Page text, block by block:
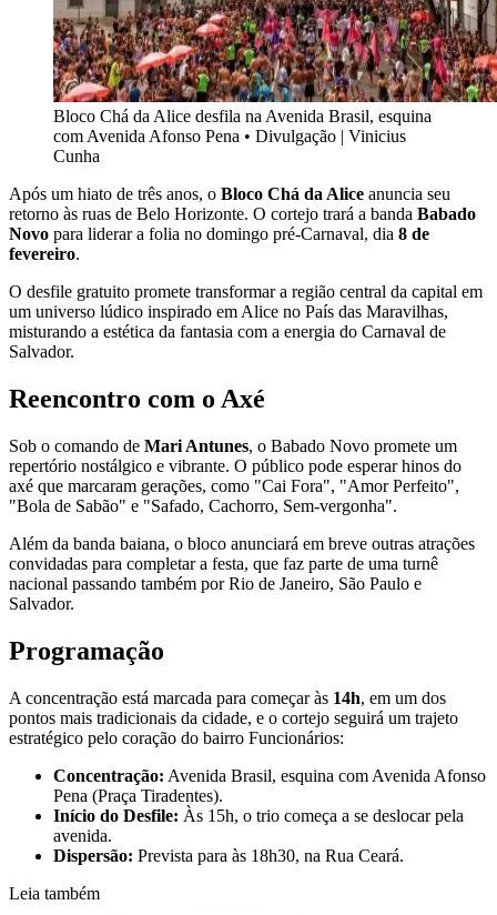
Bloco Chá da Alice desfila na Avenida Brasil, esquina
com Avenida Afonso Pena • Divulgação | Vinicius
Cunha
Após um hiato de três anos, o Bloco Chá da Alice anuncia seu
retorno às ruas de Belo Horizonte. O cortejo trará a banda Babado
Novo para liderar a folia no domingo pré-Carnaval, dia 8 de
fevereiro.
O desfile gratuito promete transformar a região central da capital em
um universo lúdico inspirado em Alice no País das Maravilhas,
misturando a estética da fantasia com a energia do Carnaval de
Salvador.
Reencontro com o Axé
Sob o comando de Mari Antunes, o Babado Novo promete um
repertório nostálgico e vibrante. O público pode esperar hinos do
axé que marcaram gerações, como "Cai Fora", "Amor Perfeito",
"Bola de Sabão" e "Safado, Cachorro, Sem-vergonha".
Além da banda baiana, o bloco anunciará em breve outras atrações
convidadas para completar a festa, que faz parte de uma turnê
nacional passando também por Rio de Janeiro, São Paulo e
Salvador.
Programação
A concentração está marcada para começar às 14h, em um dos
pontos mais tradicionais da cidade, e o cortejo seguirá um trajeto
estratégico pelo coração do bairro Funcionários:
Concentração: Avenida Brasil, esquina com Avenida Afonso
Pena (Praça Tiradentes).
Início do Desfile: Às 15h, o trio começa a se deslocar pela
avenida.
Dispersão: Prevista para às 18h30, na Rua Ceará.
Leia também